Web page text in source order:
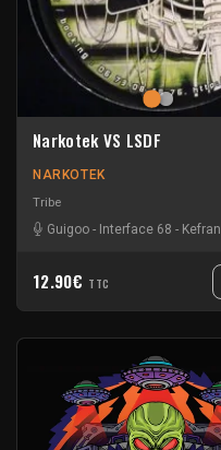
Narkotek VS LSDF
NARKOTEK
Tribe
Guigoo - Interface 68 - Kefran
12.90€ TTC